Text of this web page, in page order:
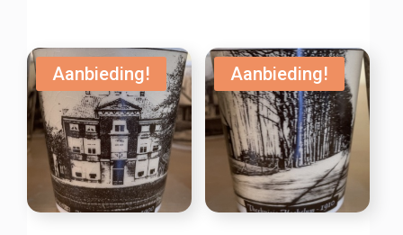
Aanbieding! Aanbieding!